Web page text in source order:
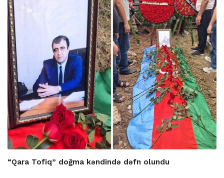
“Qara Tofiq” doğma kəndində dəfn olundu